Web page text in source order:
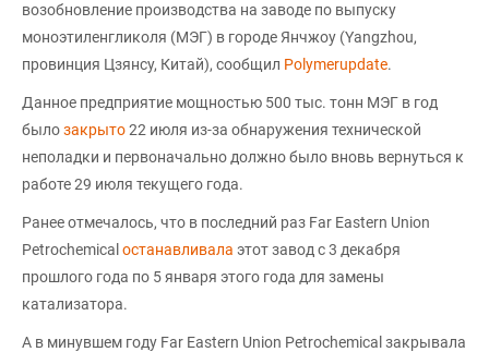
возобновление производства на заводе по выпуску
моноэтиленгликоля (МЭГ) в городе Янчжоу (Yangzhou,
провинция Цзянсу, Китай), сообщил Polymerupdate.
Данное предприятие мощностью 500 тыс. тонн МЭГ в год
былозакрыто22 июля из-за обнаружения технической
неполадки и первоначально должно было вновь вернуться к
работе 29 июля текущего года.
Ранее отмечалось, что в последний раз Far Eastern Union
Petrochemical останавливала этот завод с 3 декабря
прошлого года по 5 января этого года для замены
катализатора.
А в минувшем году Far Eastern Union Petrochemical закрывала